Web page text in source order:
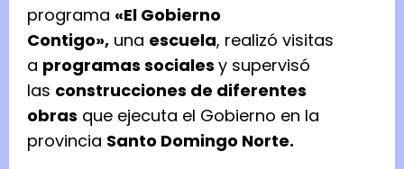
programa «El Gobierno
Contigo», una escuela, realizó visitas
a programas sociales y supervisó
las construcciones de diferentes
obras que ejecuta el Gobierno en la
provincia Santo Domingo Norte.